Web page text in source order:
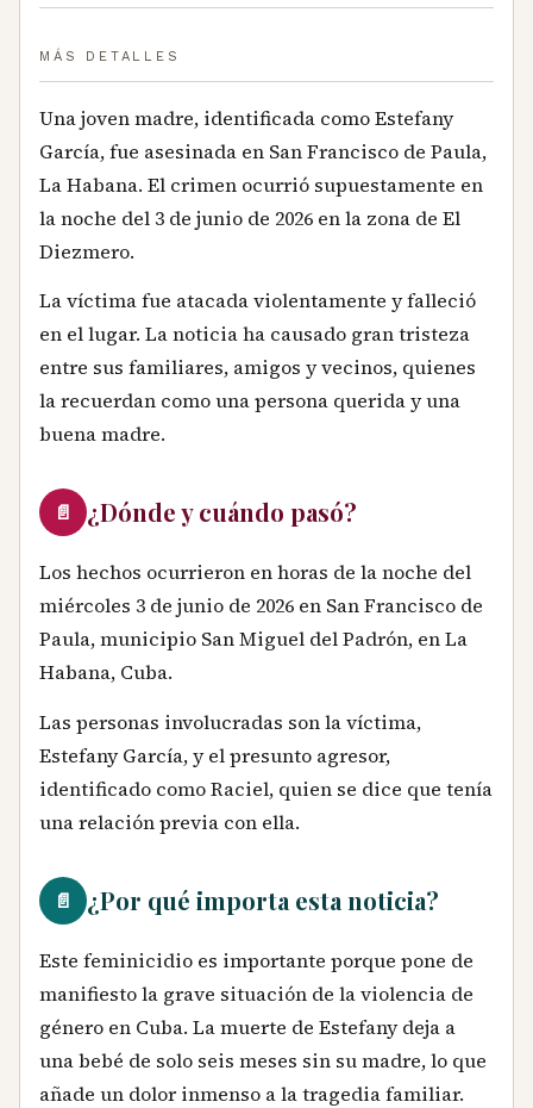
MÁS DETALLES
Una joven madre, identificada como Estefany
García, fue asesinada en San Francisco de Paula,
La Habana. El crimen ocurrió supuestamente en
la noche del 3 de junio de 2026 en la zona de El
Diezmero.
La víctima fue atacada violentamente y falleció
en el lugar. La noticia ha causado gran tristeza
entre sus familiares, amigos y vecinos, quienes
la recuerdan como una persona querida y una
buena madre.
📄 ¿Dónde y cuándo pasó?
Los hechos ocurrieron en horas de la noche del
miércoles 3 de junio de 2026 en San Francisco de
Paula, municipio San Miguel del Padrón, en La
Habana, Cuba.
Las personas involucradas son la víctima,
Estefany García, y el presunto agresor,
identificado como Raciel, quien se dice que tenía
una relación previa con ella.
📄 ¿Por qué importa esta noticia?
Este feminicidio es importante porque pone de
manifiesto la grave situación de la violencia de
género en Cuba. La muerte de Estefany deja a
una bebé de solo seis meses sin su madre, lo que
añade un dolor inmenso a la tragedia familiar.